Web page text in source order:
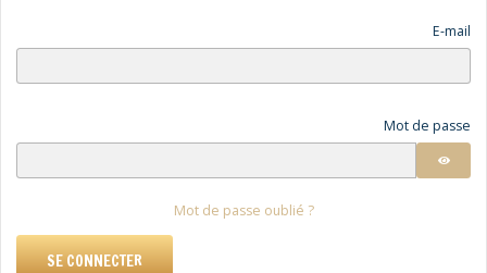
E-mail
Mot de passe
Mot de passe oublié ?
SE CONNECTER